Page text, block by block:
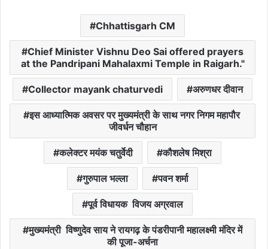
Chhattisgarh CM
Chief Minister Vishnu Deo Sai offered prayers
at the Pandripani Mahalaxmi Temple in Raigarh."
Collector mayank chaturvedi अरुणधर दीवान
इस आध्यात्मिक अवसर पर मुख्यमंत्री के साथ नगर निगम महापौर
जीवर्धन चौहान
कलेक्टर मयंक चतुर्वेदी कौशलेष मिश्रा
गुरुपाल भल्ला पवन शर्मा
पूर्व विधायक विजय अग्रवाल
मुख्यमंत्री विष्णुदेव साय ने रायगढ़ के पंडरीपानी महालक्ष्मी मंदिर में
की पूजा-अर्चना